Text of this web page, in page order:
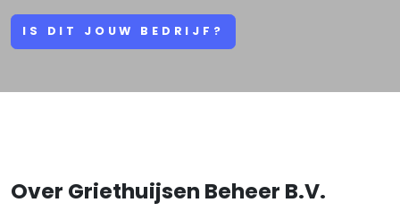
IS DIT JOUW BEDRIJF?
Over Griethuijsen Beheer B.V.